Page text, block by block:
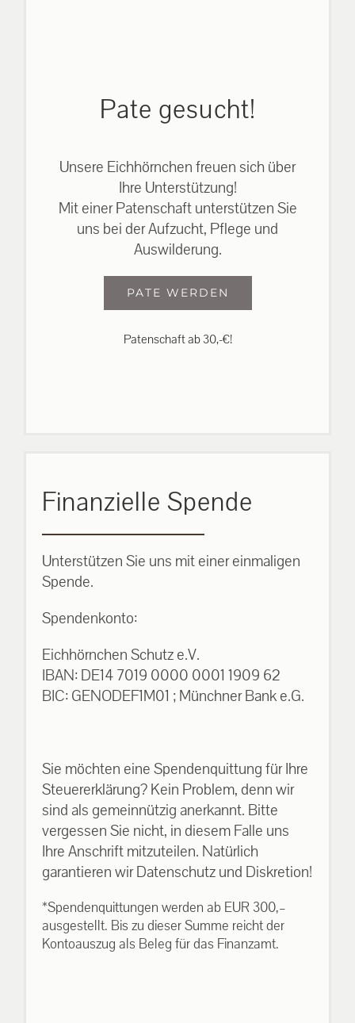
Pate gesucht!
Unsere Eichhörnchen freuen sich über
Ihre Unterstützung!
Mit einer Patenschaft unterstützen Sie
uns bei der Aufzucht, Pflege und
Auswilderung.
PATE WERDEN
Patenschaft ab 30,-€!
Finanzielle Spende
Unterstützen Sie uns mit einer einmaligen
Spende.
Spendenkonto:
Eichhörnchen Schutz e.V.
IBAN: DE14 7019 0000 0001 1909 62
BIC: GENODEF1M01 ; Münchner Bank e.G.
Sie möchten eine Spendenquittung für Ihre
Steuererklärung? Kein Problem, denn wir
sind als gemeinnützig anerkannt. Bitte
vergessen Sie nicht, in diesem Falle uns
Ihre Anschrift mitzuteilen. Natürlich
garantieren wir Datenschutz und Diskretion!
*Spendenquittungen werden ab EUR 300,–
ausgestellt. Bis zu dieser Summe reicht der
Kontoauszug als Beleg für das Finanzamt.